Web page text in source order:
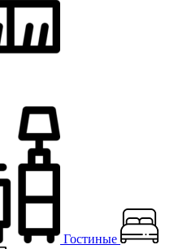
Гостиные